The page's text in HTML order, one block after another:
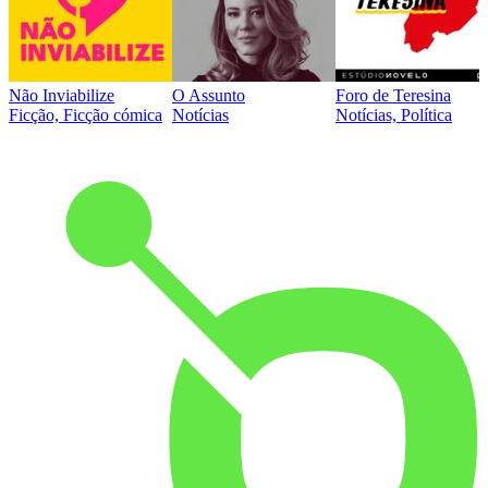
Não Inviabilize
Ficção, Ficção cómica
O Assunto
Notícias
Foro de Teresina
Notícias, Política